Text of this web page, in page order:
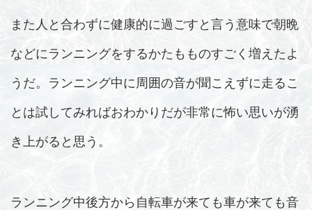
また人と合わずに健康的に過ごすと言う意味で朝晩
などにランニングをするかたもものすごく増えたよ
うだ。ランニング中に周囲の音が聞こえずに走るこ
とは試してみればおわかりだが非常に怖い思いが湧
き上がると思う。
ランニング中後方から自転車が来ても車が来ても音